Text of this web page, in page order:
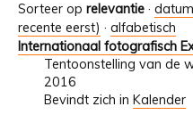
Sorteer op relevantie ·
recente eerst) · alfabetisch
Internationaal fotografisch
Tentoonstelling van de
2016
Bevindt zich in Kalender